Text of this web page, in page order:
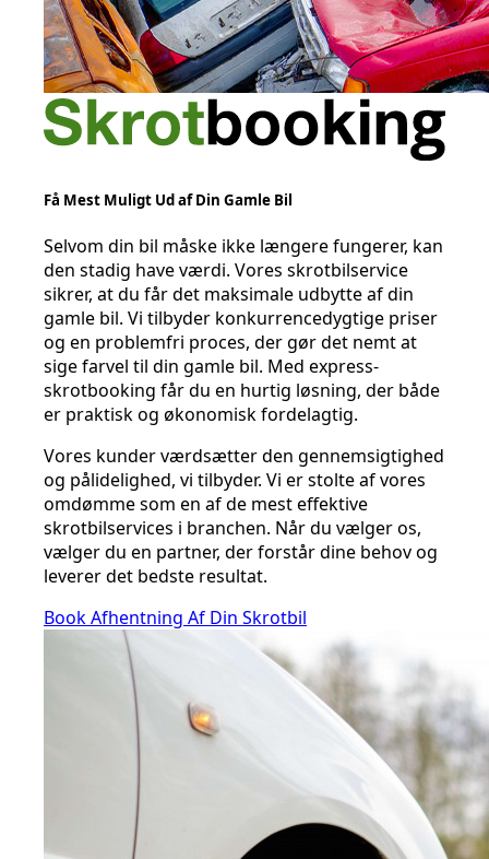
Få Mest Muligt Ud af Din Gamle Bil
Selvom din bil måske ikke længere fungerer, kan
den stadig have værdi. Vores skrotbilservice
sikrer, at du får det maksimale udbytte af din
gamle bil. Vi tilbyder konkurrencedygtige priser
og en problemfri proces, der gør det nemt at
sige farvel til din gamle bil. Med express-
skrotbooking får du en hurtig løsning, der både
er praktisk og økonomisk fordelagtig.
Vores kunder værdsætter den gennemsigtighed
og pålidelighed, vi tilbyder. Vi er stolte af vores
omdømme som en af de mest effektive
skrotbilservices i branchen. Når du vælger os,
vælger du en partner, der forstår dine behov og
leverer det bedste resultat.
Book Afhentning Af Din Skrotbil